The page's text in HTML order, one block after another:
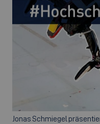
Jonas Schmiegel